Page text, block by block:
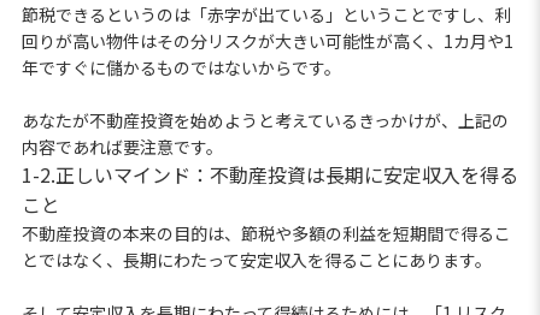
節税できるというのは「赤字が出ている」ということですし、利
回りが高い物件はその分リスクが大きい可能性が高く、1カ月や1
年ですぐに儲かるものではないからです。
あなたが不動産投資を始めようと考えているきっかけが、上記の
内容であれば要注意です。
1-2.正しいマインド：不動産投資は長期に安定収入を得る
こと
不動産投資の本来の目的は、節税や多額の利益を短期間で得るこ
とではなく、長期にわたって安定収入を得ることにあります。